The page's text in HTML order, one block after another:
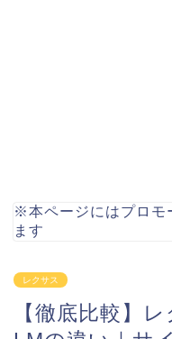
※本ページにはプロモ
ます
レクサス
【徹底比較】